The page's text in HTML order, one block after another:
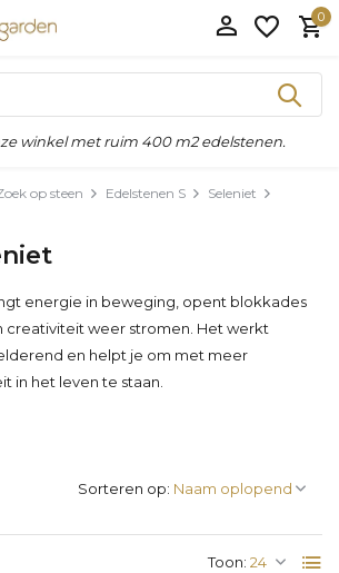
0
winkel met ruim 400 m2 edelstenen.
op steen Edelstenen S
Seleniet
energie in beweging, opent blokkades
creativiteit weer stromen. Het werkt
en helpt je om met meer
in het leven te staan.
Toon:
Sorteren op: